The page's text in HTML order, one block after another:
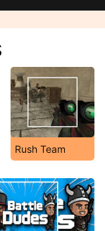
Rush Team